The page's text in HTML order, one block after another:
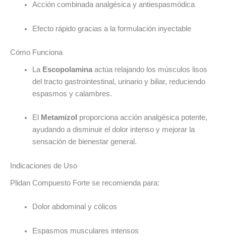
Acción combinada analgésica y antiespasmódica
Efecto rápido gracias a la formulación inyectable
Cómo Funciona
La Escopolaminaactúa relajando los músculos lisos
del tracto gastrointestinal, urinario y biliar, reduciendo
espasmos y calambres.
El Metamizol proporciona acción analgésica potente,
ayudando a disminuir el dolor intenso y mejorar la
sensación de bienestar general.
Indicaciones de Uso
Plidan Compuesto Forte se recomienda para:
Dolor abdominal y cólicos
Espasmos musculares intensos